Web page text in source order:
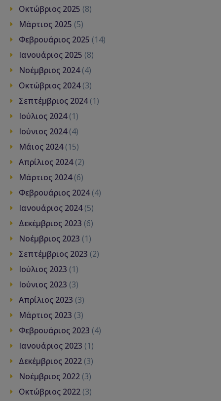
Οκτώβριος 2025 (8)
Μάρτιος 2025 (5)
Φεβρουάριος 2025 (14)
Ιανουάριος 2025 (8)
Νοέμβριος 2024(4)
Οκτώβριος 2024(3)
Σεπτέμβριος 2024(1)
Ιούλιος 2024(1)
Ιούνιος 2024(4)
Μάιος 2024(15)
Απρίλιος 2024(2)
Μάρτιος 2024(6)
Φεβρουάριος 2024(4)
Ιανουάριος 2024(5)
Δεκέμβριος 2023 (6)
Νοέμβριος 2023 (1)
Σεπτέμβριος 2023 (2)
Ιούλιος 2023 (1)
Ιούνιος 2023 (3)
Απρίλιος 2023 (3)
Μάρτιος 2023 (3)
Φεβρουάριος 2023 (4)
Ιανουάριος 2023 (1)
Δεκέμβριος 2022 (3)
Νοέμβριος 2022 (3)
Οκτώβριος 2022 (3)